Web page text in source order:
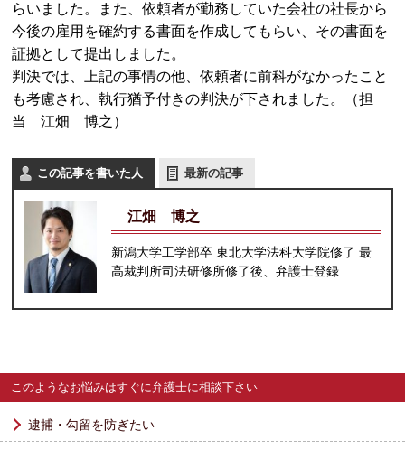
らいました。また、依頼者が勤務していた会社の社長から
今後の雇用を確約する書面を作成してもらい、その書面を
証拠として提出しました。
判決では、上記の事情の他、依頼者に前科がなかったこと
も考慮され、執行猶予付きの判決が下されました。（担
当 江畑 博之）
この記事を書いた人 最新の記事
江畑 博之
新潟大学工学部卒 東北大学法科大学院修了 最
高裁判所司法研修所修了後、弁護士登録
このようなお悩みはすぐに弁護士に相談下さい
逮捕・勾留を防ぎたい